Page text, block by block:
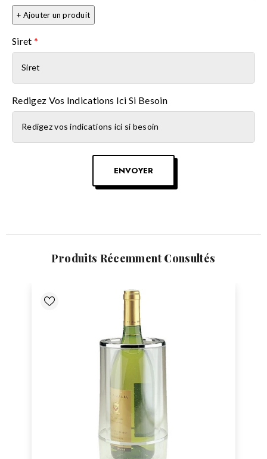
+ Ajouter un produit
Siret *
Redigez Vos Indications Ici Si Besoin
ENVOYER
Produits Récemment Consultés